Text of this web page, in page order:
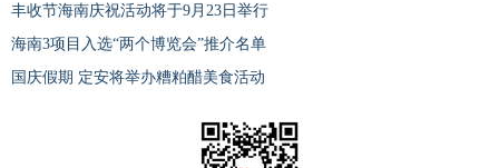
丰收节海南庆祝活动将于9月23日举行
海南3项目入选“两个博览会”推介名单
国庆假期 定安将举办糟粕醋美食活动